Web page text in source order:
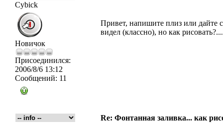
Cybick
Новичок
Присоединился:
2006/8/6 13:12
Сообщений: 11
Привет, напишите плиз или дайте
видел (классно), но как
Re: Фонтанная заливка... как